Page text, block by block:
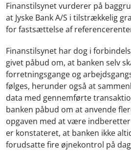
Finanstilsynet vurderer på
at Jyske Bank A/S i tilstrækkelig
for fastsættelse af
Finanstilsynet har dog i
givet påbud om, at banken selv
forretningsgange og
følges, herunder også at
data med gennemførte
banken påbud om at anvende
opgaven med at være
er konstateret, at banken ikke
forudsatte fire øjnekontrol på